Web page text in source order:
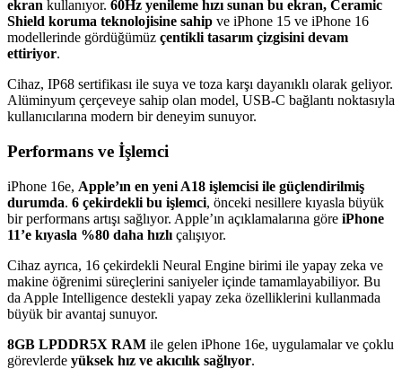
ekran kullanıyor. 60Hz yenileme hızı sunan bu ekran, Ceramic
Shield koruma teknolojisine sahip ve iPhone 15 ve iPhone 16
modellerinde gördüğümüz çentikli tasarım çizgisini devam
ettiriyor.
Cihaz, IP68 sertifikası ile suya ve toza karşı dayanıklı olarak geliyor.
Alüminyum çerçeveye sahip olan model, USB-C bağlantı noktasıyla
kullanıcılarına modern bir deneyim sunuyor.
Performans ve İşlemci
iPhone 16e, Apple’ın en yeni A18 işlemcisi ile güçlendirilmiş
durumda. 6 çekirdekli bu işlemci, önceki nesillere kıyasla büyük
bir performans artışı sağlıyor. Apple’ın açıklamalarına göre iPhone
11’e kıyasla %80 daha hızlı çalışıyor.
Cihaz ayrıca, 16 çekirdekli Neural Engine birimi ile yapay zeka ve
makine öğrenimi süreçlerini saniyeler içinde tamamlayabiliyor. Bu
da Apple Intelligence destekli yapay zeka özelliklerini kullanmada
büyük bir avantaj sunuyor.
8GB LPDDR5X RAM ile gelen iPhone 16e, uygulamalar ve çoklu
görevlerde yüksek hız ve akıcılık sağlıyor.